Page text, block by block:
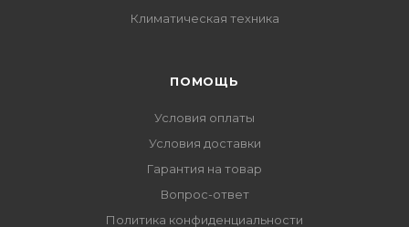
Климатическая техника
ПОМОЩЬ
Условия оплаты
Условия доставки
Гарантия на товар
Вопрос-ответ
Политика конфиденциальности